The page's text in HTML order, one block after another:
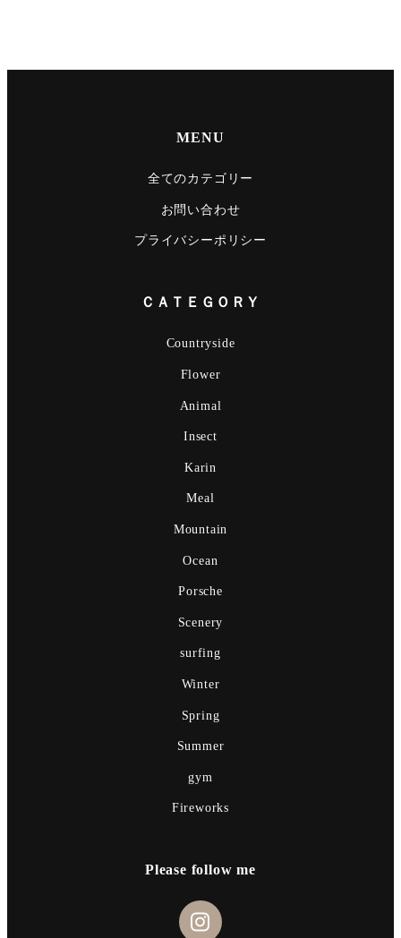
MENU
全てのカテゴリー
お問い合わせ
プライバシーポリシー
ＣＡＴＥＧＯＲＹ
Countryside
Flower
Animal
Insect
Karin
Meal
Mountain
Ocean
Porsche
Scenery
surfing
Winter
Spring
Summer
gym
Fireworks
Please follow me